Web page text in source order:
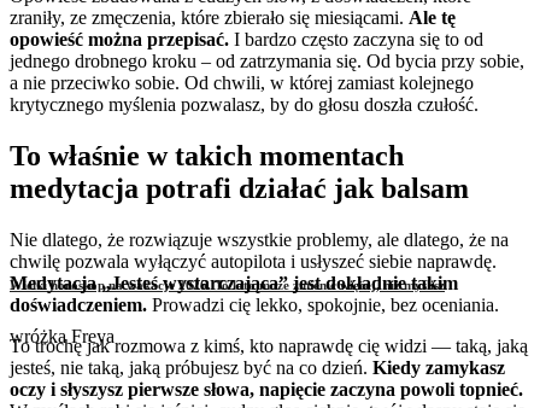
Wielki horoskop na wakacje 2026. To lato może zmienić więcej, niż myślisz
wróżka Freya
zraniły, ze zmęczenia, które zbierało się miesiącami. Ale tę
opowieść można przepisać. I bardzo często zaczyna się to od
jednego drobnego kroku – od zatrzymania się. Od bycia przy sobie,
a nie przeciwko sobie. Od chwili, w której zamiast kolejnego
krytycznego myślenia pozwalasz, by do głosu doszła czułość.
To właśnie w takich momentach
medytacja potrafi działać jak balsam
Nie dlatego, że rozwiązuje wszystkie problemy, ale dlatego, że na
chwilę pozwala wyłączyć autopilota i usłyszeć siebie naprawdę.
Medytacja „Jesteś wystarczająca” jest dokładnie takim
doświadczeniem. Prowadzi cię lekko, spokojnie, bez oceniania.
To trochę jak rozmowa z kimś, kto naprawdę cię widzi — taką, jaką
jesteś, nie taką, jaką próbujesz być na co dzień. Kiedy zamykasz
oczy i słyszysz pierwsze słowa, napięcie zaczyna powoli topnieć.